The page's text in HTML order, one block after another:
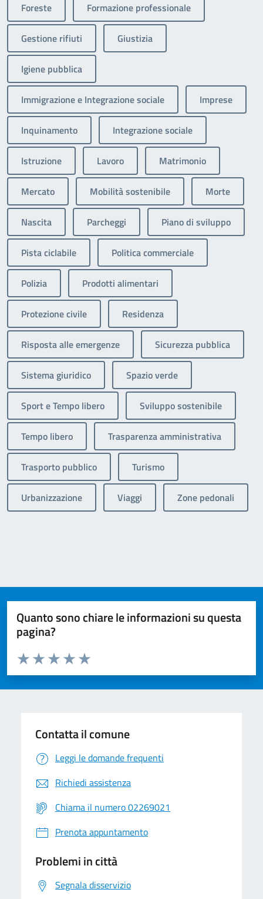
Foreste Formazione professionale
Gestione rifiuti Giustizia
Igiene pubblica
Immigrazione e Integrazione sociale Imprese
Inquinamento Integrazione sociale
Istruzione Lavoro Matrimonio
Mercato Mobilità sostenibile Morte
Nascita Parcheggi Piano di sviluppo
Pista ciclabile Politica commerciale
Polizia Prodotti alimentari
Protezione civile Residenza
Risposta alle emergenze Sicurezza pubblica
Sistema giuridico Spazio verde
Sport e Tempo libero Sviluppo sostenibile
Tempo libero Trasparenza amministrativa
Trasporto pubblico Turismo
Urbanizzazione Viaggi Zone pedonali
Quanto sono chiare le informazioni su questa
pagina?
Valuta da 1 a 5 stelle la pagina
Valuta 5 stelle su 5
Valuta 4 stelle su 5
Valuta 3 stelle su 5
Valuta 2 stelle su 5
Valuta 1 stelle su 5
Contatta il comune
Leggi le domande frequenti
Richiedi assistenza
Chiama il numero 02269021
Prenota appuntamento
Problemi in città
Segnala disservizio